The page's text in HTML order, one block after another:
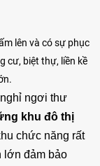
lên và có sự phục
cư, biệt thự, liền kề
ngơi thư
khu đô thị
chức năng rất
lớn đảm bảo